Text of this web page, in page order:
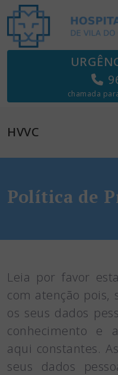
chamada
HVVC
Política de
Leia por favor
com atenção pois,
os seus dados
conhecimento e
aqui constantes.
seus dados